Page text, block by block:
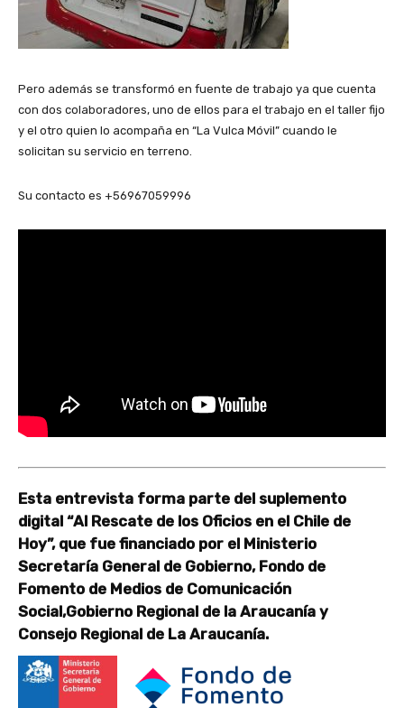
Pero además se transformó en fuente de trabajo ya que cuenta
con dos colaboradores, uno de ellos para el trabajo en el taller fijo
y el otro quien lo acompaña en “La Vulca Móvil” cuando le
solicitan su servicio en terreno.
Su contacto es +56967059996
Esta entrevista forma parte del suplemento
digital “Al Rescate de los Oficios en el Chile de
Hoy”, que fue financiado por el Ministerio
Secretaría General de Gobierno, Fondo de
Fomento de Medios de Comunicación
Social,Gobierno Regional de la Araucanía y
Consejo Regional de La Araucanía.